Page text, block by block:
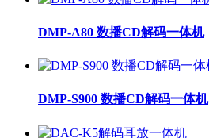
DMP-A80 数播CD解码一体机
DMP-S900 数播CD解码一体机